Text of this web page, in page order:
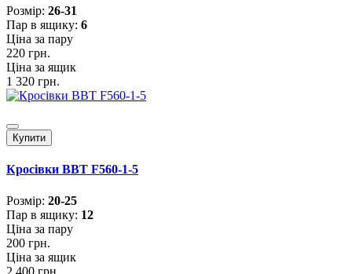
Розмiр: 26-31
Пар в ящику: 6
Ціна за пару
220 грн.
Ціна за ящик
1 320 грн.
Купити
Кросівки BBT F560-1-5
Розмiр: 20-25
Пар в ящику: 12
Ціна за пару
200 грн.
Ціна за ящик
2 400 грн.